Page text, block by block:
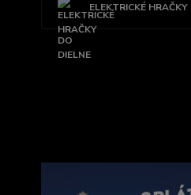
ELEKTRICKÉ HRAČKY